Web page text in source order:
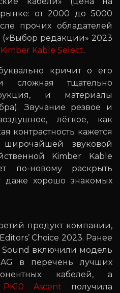
от 2000 до 5000
прочих обладателей
(«Выбор редакции» 2023
Kimber Kable Select.
кричит о его
сложная тщательно
и материалы
Звучание резвое и
лёгкое, как
контрастность кажется
звуковой
Kimber Kable
по-новому раскрыть
даже хорошо знакомых
продукт компании,
Choice 2023. Ранее
Sound включили модель
AG в перечень лучших
кабелей, а
PK10 Ascent получила